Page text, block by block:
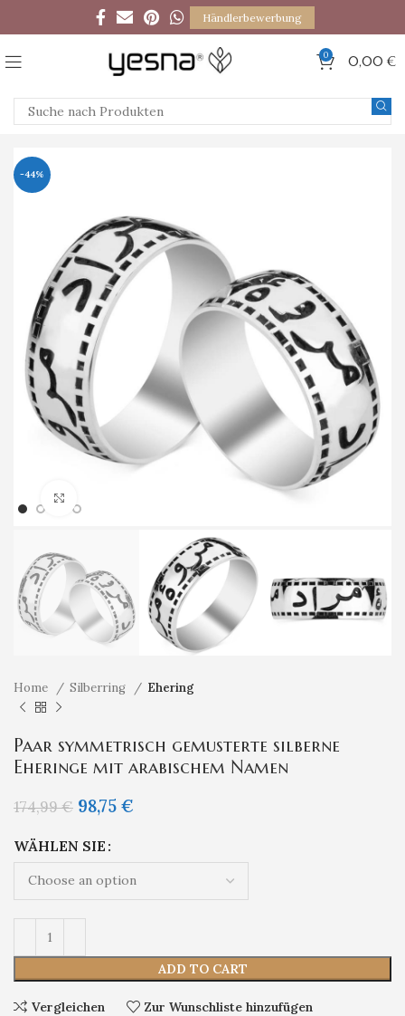
Händlerbewerbung
0 0,00 €
-44%
Home Silberring Ehering
Paar symmetrisch gemusterte silberne
Eheringe mit arabischem Namen
174,99€ 98,75 €
WÄHLEN SIE
ADD TO CART
Vergleichen Zur Wunschliste hinzufügen